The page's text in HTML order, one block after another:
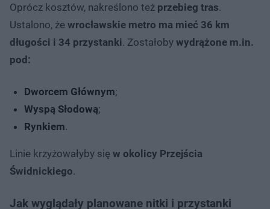
Oprócz kosztów, nakreślono też przebieg tras.
Ustalono, że wrocławskie metro ma mieć 36 km
długości i 34 przystanki. Zostałoby wydrążone m.in.
pod:
Dworcem Głównym;
Wyspą Słodową;
Rynkiem.
Linie krzyżowałyby się w okolicy Przejścia
Świdnickiego.
Jak wyglądały planowane nitki i przystanki